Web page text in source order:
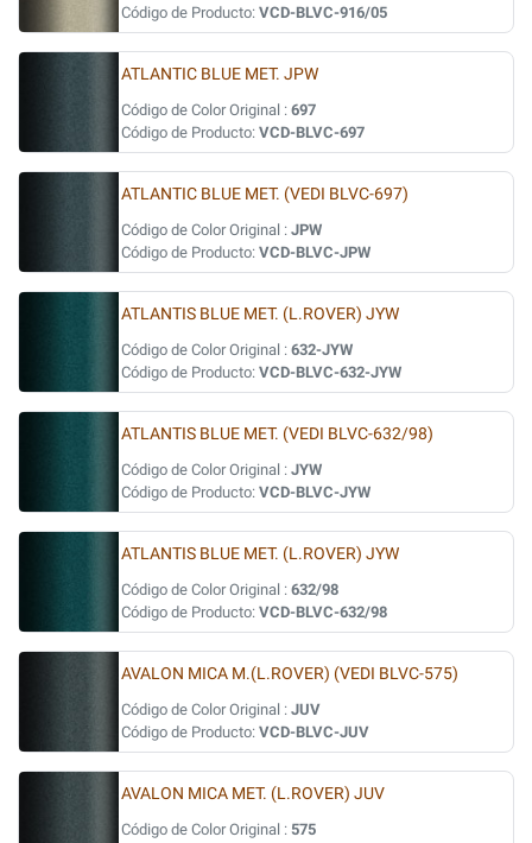
Código de Producto: VCD-BLVC-916/05
ATLANTIC BLUE MET. JPW
Código de Color Original : 697
Código de Producto: VCD-BLVC-697
ATLANTIC BLUE MET. (VEDI BLVC-697)
Código de Color Original : JPW
Código de Producto: VCD-BLVC-JPW
ATLANTIS BLUE MET. (L.ROVER) JYW
Código de Color Original : 632-JYW
Código de Producto: VCD-BLVC-632-JYW
ATLANTIS BLUE MET. (VEDI BLVC-632/98)
Código de Color Original : JYW
Código de Producto: VCD-BLVC-JYW
ATLANTIS BLUE MET. (L.ROVER) JYW
Código de Color Original : 632/98
Código de Producto: VCD-BLVC-632/98
AVALON MICA M.(L.ROVER) (VEDI BLVC-575)
Código de Color Original : JUV
Código de Producto: VCD-BLVC-JUV
AVALON MICA MET. (L.ROVER) JUV
Código de Color Original : 575